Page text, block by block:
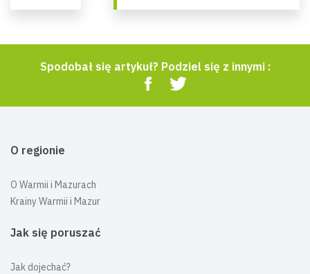
Spodobał się artykuł? Podziel się z innymi :
O regionie
O Warmii i Mazurach
Krainy Warmii i Mazur
Jak się poruszać
Jak dojechać?